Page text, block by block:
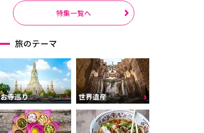
特集一覧へ
旅のテーマ
お寺巡り 世界遺産